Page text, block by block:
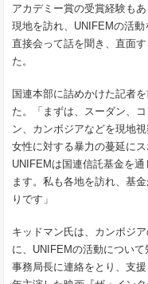
アカデミー賞の受賞経験も
現地を訪れ、UNIFEMの活
直接会って話を聞き、直面
た。
国連本部に詰めかけた記者
た。「まずは、スーダン、
ン、カンボジアなどを現地
女性に対する暴力の蔓延に
UNIFEMは国連信託基金を
ます。私も各地を訪れ、基
りです」
キッドマン氏は、カンボジ
に、UNIFEMの活動について
事務局長に連絡をとり、支